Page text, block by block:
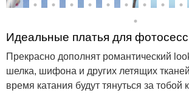
Идеальные платья для
Прекрасно дополнят романтический
шелка, шифона и других летящих
время катания будут тянуться за тобой